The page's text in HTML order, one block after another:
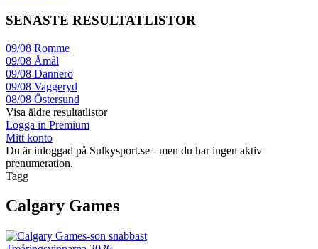
SENASTE RESULTATLISTOR
09/08 Romme
09/08 Åmål
09/08 Dannero
09/08 Vaggeryd
08/08 Östersund
Visa äldre resultatlistor
Logga in Premium
Mitt konto
Du är inloggad på Sulkysport.se - men du har ingen aktiv
prenumeration.
Tagg
Calgary Games